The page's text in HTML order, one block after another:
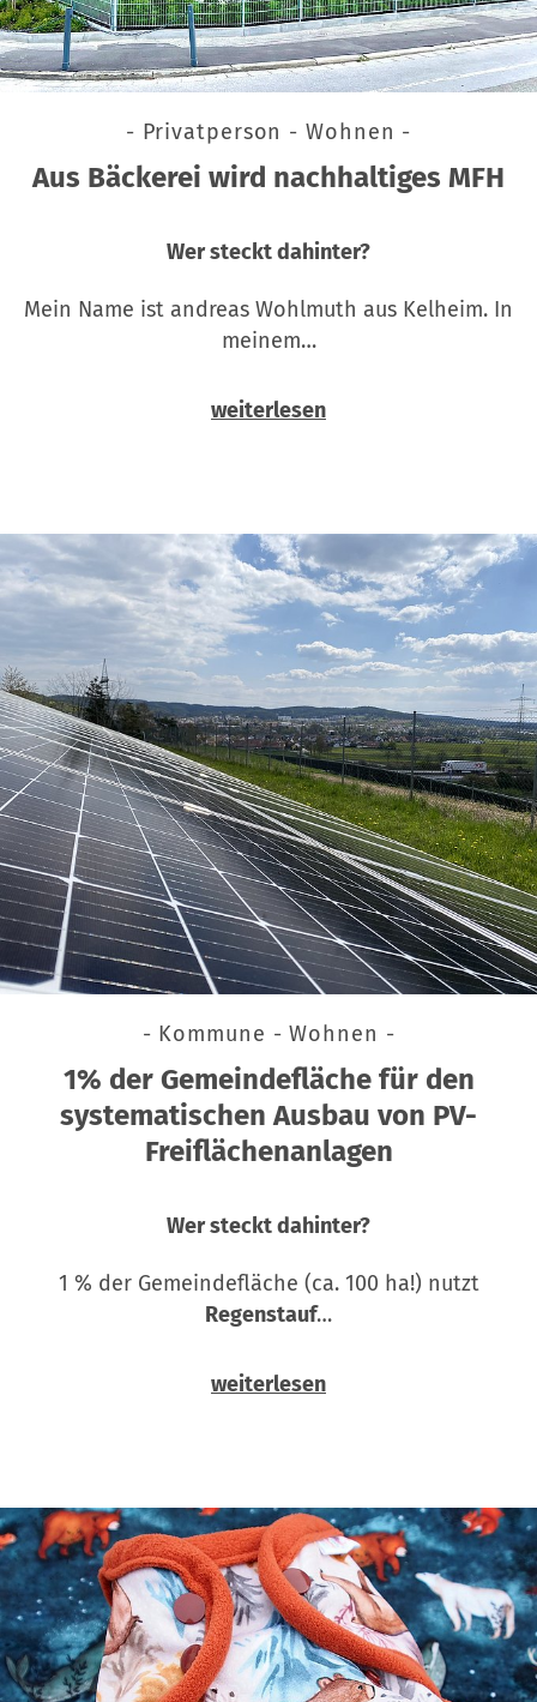
- Privatperson - Wohnen -
Aus Bäckerei wird nachhaltiges MFH
Wer steckt dahinter?
Mein Name ist andreas Wohlmuth aus Kelheim. In
meinem…
weiterlesen
- Kommune - Wohnen -
1% der Gemeindefläche für den
systematischen Ausbau von PV-
Freiflächenanlagen
Wer steckt dahinter?
1 % der Gemeindefläche (ca. 100 ha!) nutzt
Regenstauf…
weiterlesen